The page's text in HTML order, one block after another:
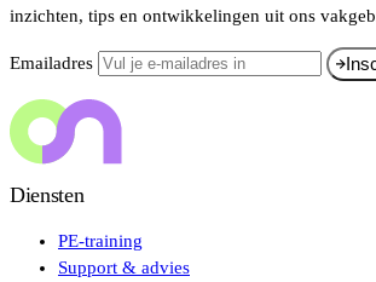
inzichten, tips en ontwikkelingen uit ons
Emailadres
Diensten
PE-training
Support & advies